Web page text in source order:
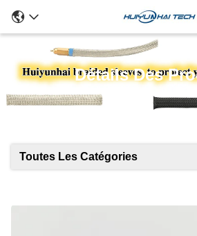
Détails Des
Toutes Les Catégories